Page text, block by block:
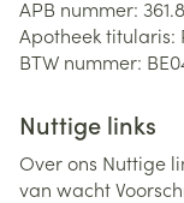
APB nummer:
Apotheek titularis:
BTW nummer:
Nuttige links
Over ons Nuttige
van wacht